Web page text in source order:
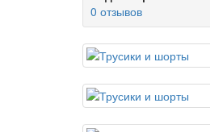
0 отзывов